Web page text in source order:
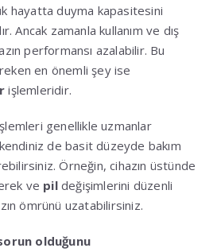
hayatta duyma kapasitesini
Ancak zamanla kullanım ve dış
performansı azalabilir. Bu
en önemli şey ise
işlemleridir.
genellikle uzmanlar
de basit düzeyde bakım
Örneğin, cihazın üstünde
ve pildeğişimlerini düzenli
ömrünü uzatabilirsiniz.
olduğunu